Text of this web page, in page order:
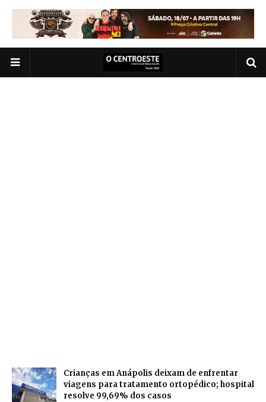
Crianças em Anápolis deixam de enfrentar
viagens para tratamento ortopédico; hospital
resolve 99,69% dos casos